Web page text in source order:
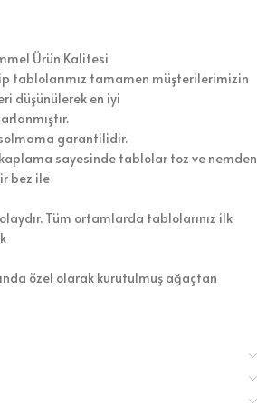
Ürün Kalitesi
tablolarımız tamamen müşterilerimizin
düşünülerek en iyi
garantilidir.
kaplama sayesinde tablolar toz ve nemden
bez ile
Tüm ortamlarda tablolarınız ilk
özel olarak kurutulmuş ağaçtan